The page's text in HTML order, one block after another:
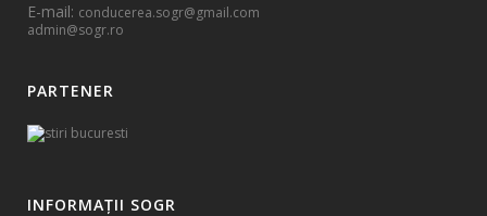
E-mail: conducerea.sogr@gmail.com
admin@sogr.ro
PARTENER
INFORMAȚII SOGR